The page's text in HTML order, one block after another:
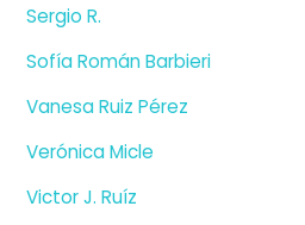
Sergio R.
Sofía Román Barbieri
Vanesa Ruiz Pérez
Verónica Micle
Victor J. Ruíz